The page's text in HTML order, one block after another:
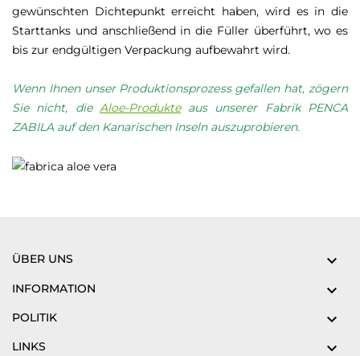
gewünschten Dichtepunkt erreicht haben, wird es in die
Starttanks und anschließend in die Füller überführt, wo es
bis zur endgültigen Verpackung aufbewahrt wird.
Wenn Ihnen unser Produktionsprozess gefallen hat, zögern
Sie nicht, die Aloe-Produkteaus unserer Fabrik PENCA
ZABILA auf den Kanarischen Inseln auszuprobieren.
ÜBER UNS 
INFORMATION 
POLITIK 
LINKS 